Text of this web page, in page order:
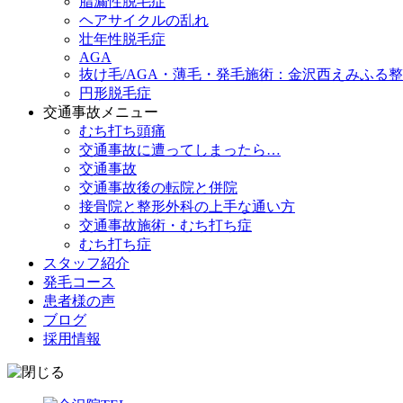
ヘアサイクルの乱れ
壮年性脱毛症
AGA
抜け毛/AGA・薄毛・発毛施術：金沢西えみふる
円形脱毛症
交通事故メニュー
むち打ち頭痛
交通事故に遭ってしまったら…
交通事故
交通事故後の転院と併院
接骨院と整形外科の上手な通い方
交通事故施術・むち打ち症
むち打ち症
スタッフ紹介
発毛コース
患者様の声
ブログ
採用情報